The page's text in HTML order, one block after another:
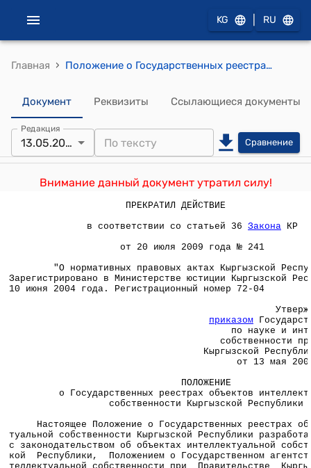
KG RU
Главная › Положение о Государственных реестрах объектов интеллектуальной собственности Кыргызской Республики (утверждено приказом Кыргызпатента КР от 13 мая 2004 года N 194)
Документ Реквизиты Ссылающиеся документы
Редакция
13.05.2004 Сравнение
Внимание данный документ утратил силу!